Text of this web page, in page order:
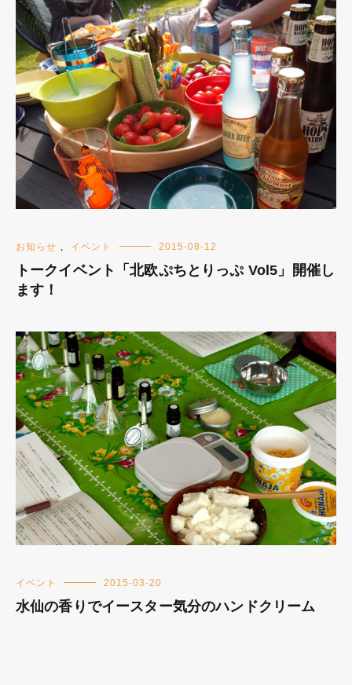
お知らせ , イベント 2015-08-12
トークイベント「北欧ぷちとりっぷ Vol5」開催し
ます！
イベント 2015-03-20
水仙の香りでイースター気分のハンドクリーム